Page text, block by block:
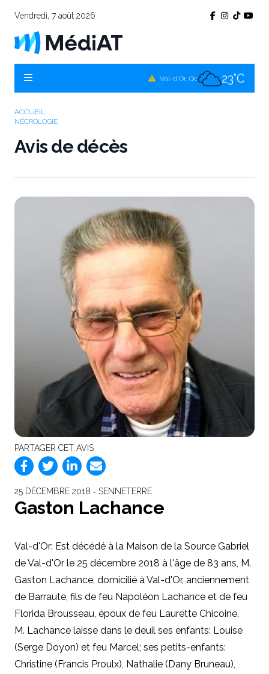
Vendredi, 7 août 2026
Val-d'Or, Qc 23°C
ACCUEIL
NÉCROLOGIE
Avis de décès
PARTAGER CET AVIS
25 DÉCEMBRE 2018 ‐ SENNETERRE
Gaston Lachance
Val-d'Or: Est décédé à la Maison de la Source Gabriel
de Val-d'Or le 25 décembre 2018 à l'âge de 83 ans, M.
Gaston Lachance, domicilié à Val-d'Or, anciennement
de Barraute, fils de feu Napoléon Lachance et de feu
Florida Brousseau, époux de feu Laurette Chicoine.
M. Lachance laisse dans le deuil ses enfants: Louise
(Serge Doyon) et feu Marcel; ses petits-enfants:
Christine (Francis Proulx), Nathalie (Dany Bruneau),